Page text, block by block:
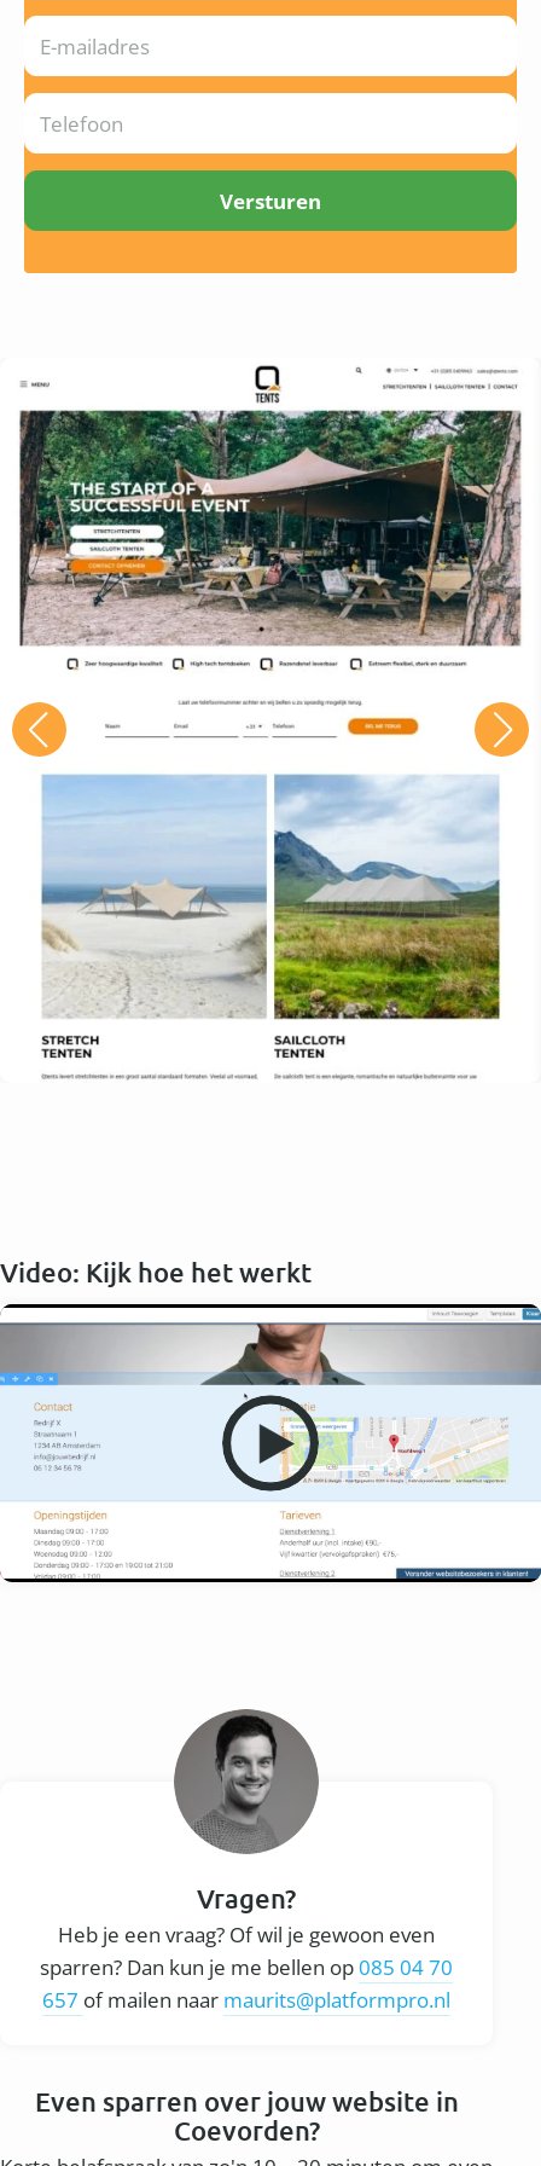
Video: Kijk hoe het werkt
Vragen?
Heb je een vraag? Of wil je gewoon even
sparren? Dan kun je me bellen op085 04 70
657 of mailen naar maurits@platformpro.nl
Even sparren over jouw website in
Coevorden?